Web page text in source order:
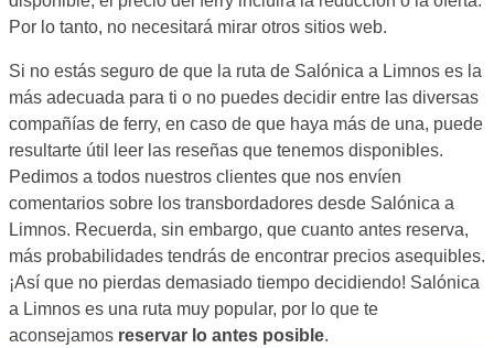
Por lo tanto, no necesitará mirar otros sitios web.
Si no estás seguro de que la ruta de Salónica a Limnos es la
más adecuada para ti o no puedes decidir entre las diversas
compañías de ferry, en caso de que haya más de una, puede
resultarte útil leer las reseñas que tenemos disponibles.
Pedimos a todos nuestros clientes que nos envíen
comentarios sobre los transbordadores desde Salónica a
Limnos. Recuerda, sin embargo, que cuanto antes reserva,
más probabilidades tendrás de encontrar precios asequibles.
¡Así que no pierdas demasiado tiempo decidiendo! Salónica
a Limnos es una ruta muy popular, por lo que te
aconsejamos reservar lo antes posible.